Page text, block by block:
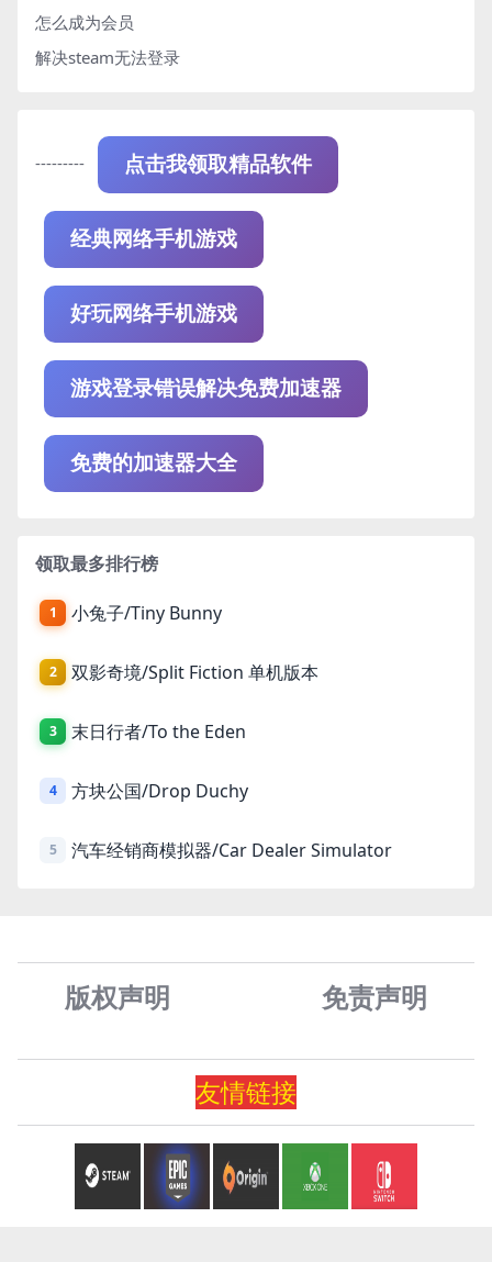
怎么成为会员
解决steam无法登录
--------- 点击我领取精品软件
经典网络手机游戏
好玩网络手机游戏
游戏登录错误解决免费加速器
免费的加速器大全
领取最多排行榜
1 小兔子/Tiny Bunny
2 双影奇境/Split Fiction 单机版本
3 末日行者/To the Eden
4 方块公国/Drop Duchy
5 汽车经销商模拟器/Car Dealer Simulator
版权声明 免责声明
友情链接